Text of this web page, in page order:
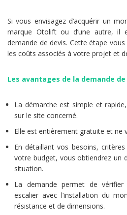
Si vous envisagez d’acquérir un
marque Otolift ou d’une autre, il
demande de devis. Cette étape
les coûts associés à votre projet et
Les avantages de la demande
La démarche est simple et
sur le site concerné.
Elle est entièrement gratuite et ne
En détaillant vos besoins,
votre budget, vous obtiendrez un
situation.
La demande permet de
escalier avec l’installation du
résistance et de dimensions.